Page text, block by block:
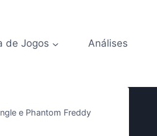
de Jogos Análises
e Phantom Freddy